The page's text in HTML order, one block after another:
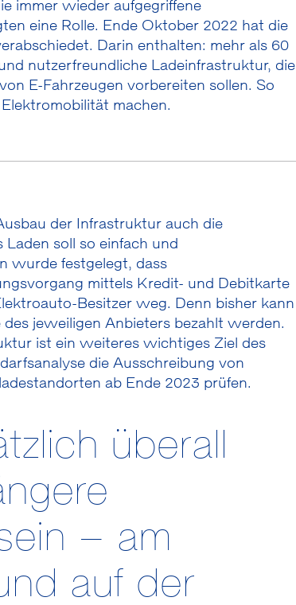
immer wieder aufgegriffene
eine Rolle. Ende Oktober 2022 hat die
Darin enthalten: mehr als 60
nutzerfreundliche Ladeinfrastruktur, die
E-Fahrzeugen vorbereiten sollen. So
machen.
der Infrastruktur auch die
Laden soll so einfach und
wurde festgelegt, dass
mittels Kredit- und Debitkarte
Besitzer weg. Denn bisher kann
jeweiligen Anbieters bezahlt werden.
ist ein weiteres wichtiges Ziel des
die Ausschreibung von
ab Ende 2023 prüfen.
überall
– am
auf der